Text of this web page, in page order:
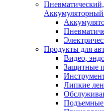
Продукты для
Видео,
Защитные
Липкие
Подъемные